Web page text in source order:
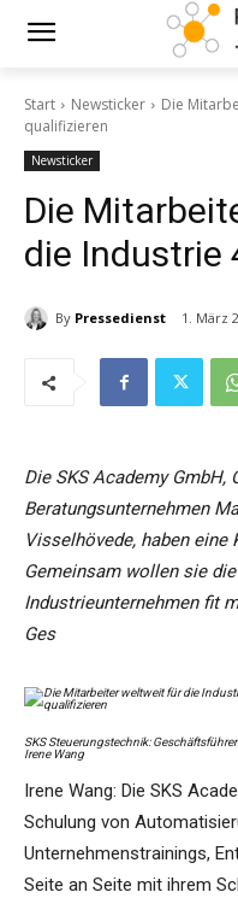
Start Newsticker
Die
qualifizieren
Newsticker
Die
die Industrie
By Pressedienst 1. März
Die SKS Academy GmbH,
Beratungsunternehmen
Visselhövede, haben eine
Gemeinsam wollen sie
Industrieunternehmen fit
Ges
SKS Steuerungstechnik:
Irene Wang
Irene Wang: Die SKS
Schulung von
Unternehmenstrainings,
Seite an Seite mit ihrem